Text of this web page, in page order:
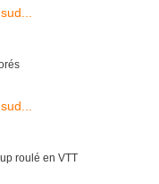
roulé en VTT